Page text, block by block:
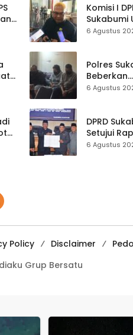
Satukan
Komisi I
Sukabumi
Rambut
2027
6 Agustus
Polres
Beberkan
Kronologi
dalam
6 Agustus
DPRD
Setujui
Disabilitas,
6 Agustus
Policy Disclaimer
Grup Bersatu